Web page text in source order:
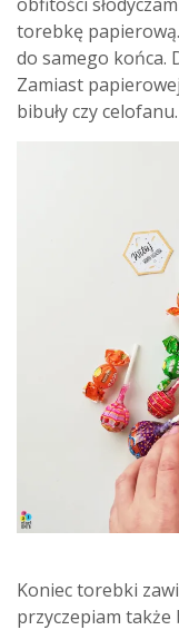
torebkę
do samego końca.
Zamiast
bibuły czy celofanu.
Koniec torebki
przyczepiam także